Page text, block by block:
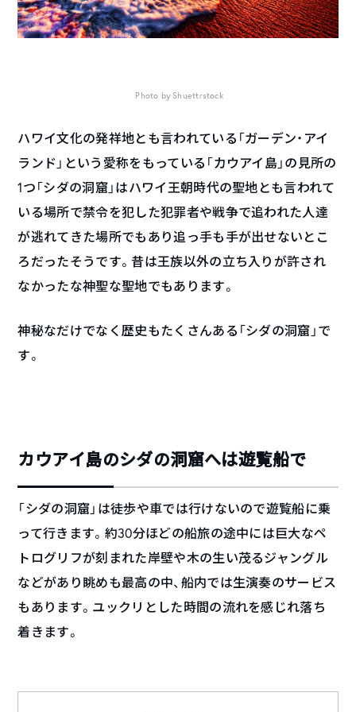
Photo by Shuettrstock
ハワイ文化の発祥地とも言われている「ガーデン・アイ
ランド」という愛称をもっている「カウアイ島」の見所の
1つ「シダの洞窟」はハワイ王朝時代の聖地とも言われて
いる場所で禁令を犯した犯罪者や戦争で追われた人達
が逃れてきた場所でもあり追っ手も手が出せないとこ
ろだったそうです。昔は王族以外の立ち入りが許され
なかったな神聖な聖地でもあります。
神秘なだけでなく歴史もたくさんある「シダの洞窟」で
す。
カウアイ島のシダの洞窟へは遊覧船で
「シダの洞窟」は徒歩や車では行けないので遊覧船に乗
って行きます。約30分ほどの船旅の途中には巨大なペ
トログリフが刻まれた岸壁や木の生い茂るジャングル
などがあり眺めも最高の中、船内では生演奏のサービス
もあります。ユックリとした時間の流れを感じれ落ち
着きます。